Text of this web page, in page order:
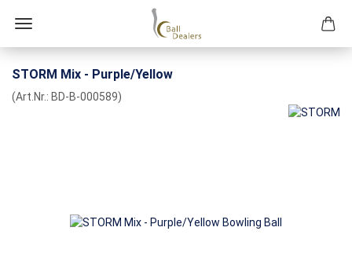
STORM Mix - Purple/Yellow
(Art.Nr.: BD-B-000589)